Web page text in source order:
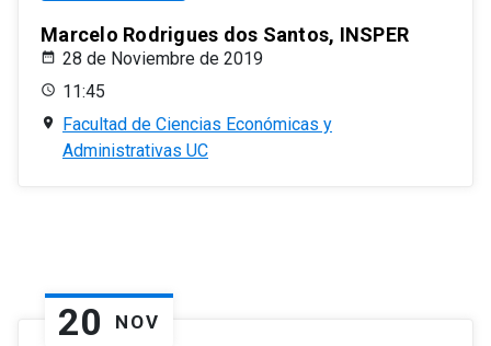
Marcelo Rodrigues dos Santos, INSPER
28 de Noviembre de 2019
11:45
Facultad de Ciencias Económicas y
Administrativas UC
20 NOV